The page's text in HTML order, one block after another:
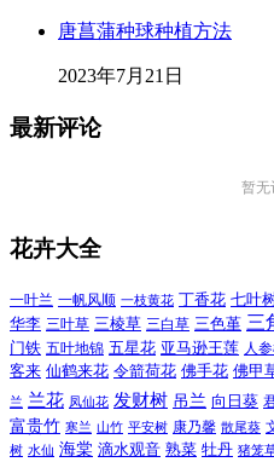
唐菖蒲种球种植方法
2023年7月21日
最新评论
暂无
花卉大全
一叶兰 一帆风顺 一枝黄花 丁香花 七叶
华李 三叶草 三棱草 三白草 三色堇 三
门铁 五叶地锦 五星花 亚马逊王莲 人
客来 仙鹤来花 令箭荷花 佛手花 佛甲
兰 兰花 凤仙花 发财树 吊兰 向日葵
富贵竹 寒兰 山竹 平安树 康乃馨 散尾葵
树 水仙 海棠 滴水观音 熟菜 牡丹 猪笼